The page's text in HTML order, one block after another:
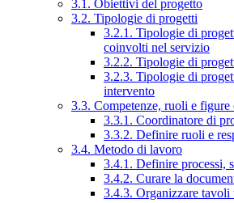
3.1. Obiettivi del progetto
3.2. Tipologie di progetti
3.2.1. Tipologie di
coinvolti nel servizio
3.2.2. Tipologie di
3.2.3. Tipologie di
intervento
3.3. Competenze, ruoli e
3.3.1. Coordinatore di
3.3.2. Definire ruoli e
3.4. Metodo di lavoro
3.4.1. Definire processi,
3.4.2. Curare la
3.4.3. Organizzare